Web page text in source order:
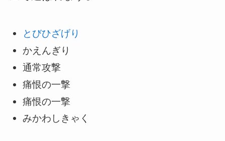
とびひざげり
かえんぎり
通常攻撃
痛恨の一撃
痛恨の一撃
みかわしきゃく